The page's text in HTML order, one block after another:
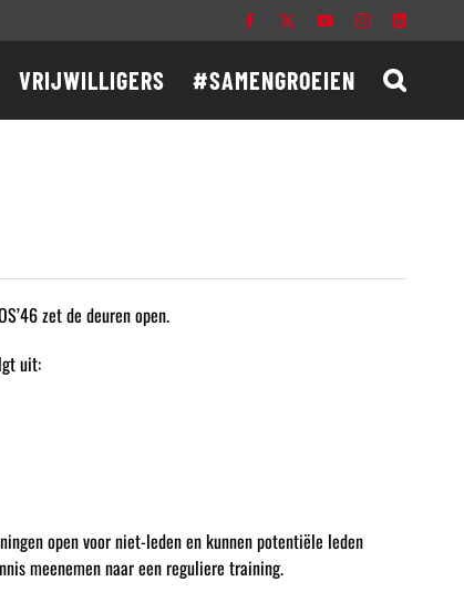
Facebook YouTubeInstagram
VRIJWILLIGERS #SAMENGROEIEN
zet de deuren open.
uit:
open voor niet-leden en kunnen potentiële leden
meenemen naar een reguliere training.